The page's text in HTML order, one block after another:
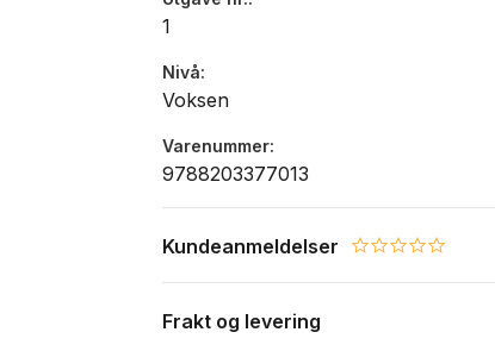
1
Nivå
Voksen
Varenummer
9788203377013
Kundeanmeldelser 0.0 star rating
Frakt og levering